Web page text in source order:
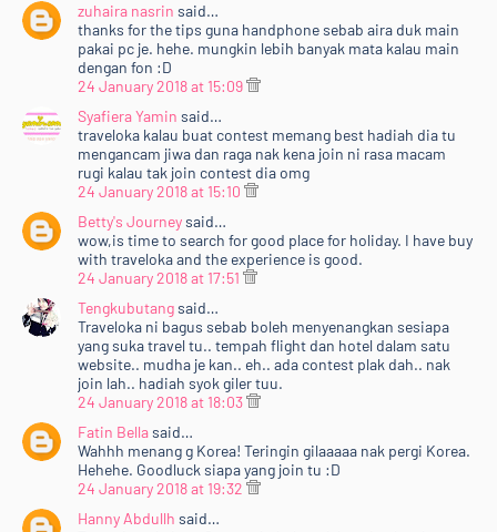
zuhaira nasrin said…
thanks for the tips guna handphone sebab aira duk main
pakai pc je. hehe. mungkin lebih banyak mata kalau main
dengan fon :D
24 January 2018 at 15:09
Syafiera Yamin said…
traveloka kalau buat contest memang best hadiah dia tu
mengancam jiwa dan raga nak kena join ni rasa macam
rugi kalau tak join contest dia omg
24 January 2018 at 15:10
Betty's Journeysaid…
wow,is time to search for good place for holiday. I have buy
with traveloka and the experience is good.
24 January 2018 at 17:51
Tengkubutangsaid…
Traveloka ni bagus sebab boleh menyenangkan sesiapa
yang suka travel tu.. tempah flight dan hotel dalam satu
website.. mudha je kan.. eh.. ada contest plak dah.. nak
join lah.. hadiah syok giler tuu.
24 January 2018 at 18:03
Fatin Bellasaid…
Wahhh menang g Korea! Teringin gilaaaaa nak pergi Korea.
Hehehe. Goodluck siapa yang join tu :D
24 January 2018 at 19:32
Hanny Abdullh said…